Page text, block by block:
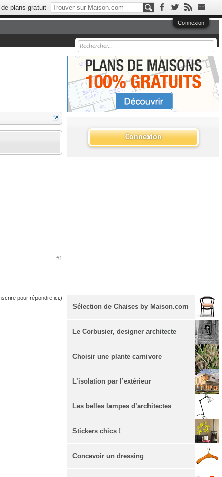
Connexion
#1
pour répondre ici.)
Connexion
Sélection de Chaises by Maison.com
Le Corbusier, designer architecte
Choisir une plante carnivore
L’isolation par l’extérieur
Les belles lampes d’architectes
Stickers chics !
Concevoir un dressing
plans gratuit